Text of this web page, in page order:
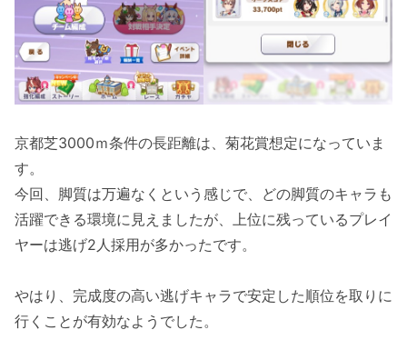
京都芝3000ｍ条件の長距離は、菊花賞想定になっていま
す。
今回、脚質は万遍なくという感じで、どの脚質のキャラも
活躍できる環境に見えましたが、上位に残っているプレイ
ヤーは逃げ2人採用が多かったです。
やはり、完成度の高い逃げキャラで安定した順位を取りに
行くことが有効なようでした。